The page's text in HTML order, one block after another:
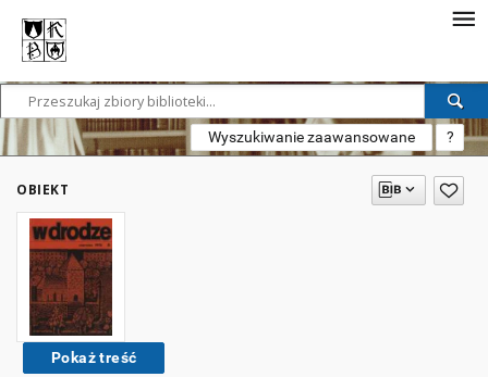
Wyszukiwanie zaawansowane ?
OBIEKT
Pokaż treść